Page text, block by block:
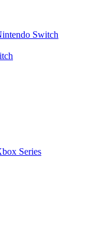
Switch
Series